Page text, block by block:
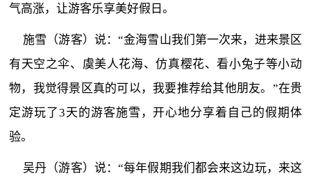
气高涨，让游客乐享美好假日。
施雪（游客）说：“金海雪山我们第一次来，进来景区
有天空之伞、虞美人花海、仿真樱花、看小兔子等小动
物，我觉得景区真的可以，我要推荐给其他朋友。”在贵
定游玩了3天的游客施雪，开心地分享着自己的假期体
验。
吴丹（游客）说：“每年假期我们都会来这边玩，来这